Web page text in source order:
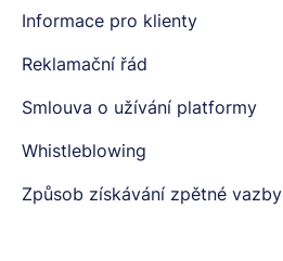
Informace pro klienty
Reklamační řád
Smlouva o užívání platformy
Whistleblowing
Způsob získávání zpětné vazby